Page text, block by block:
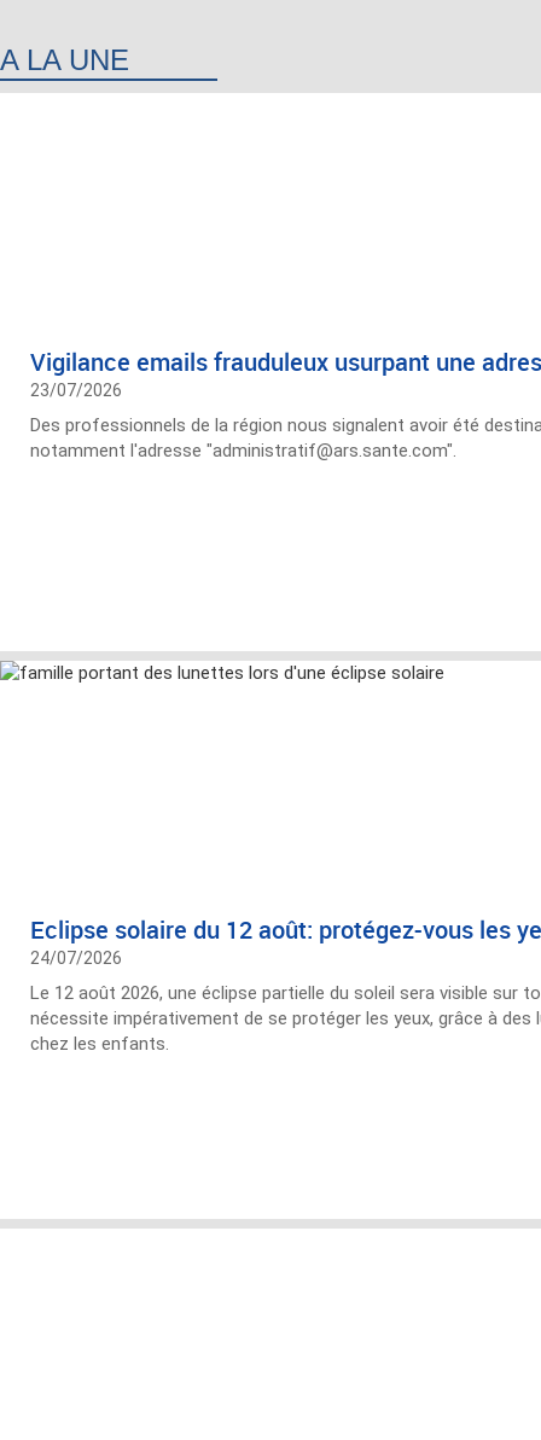
A LA UNE
Vigilance emails frauduleux usurpant une
23/07/2026
Des professionnels de la région nous signalent avoir été
notamment l'adresse "administratif@ars.sante.com".
Eclipse solaire du 12 août: protégez-vous les
24/07/2026
Le 12 août 2026, une éclipse partielle du soleil sera visible sur
nécessite impérativement de se protéger les yeux, grâce à
chez les enfants.